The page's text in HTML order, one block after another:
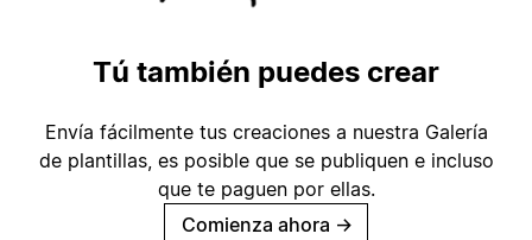
Tú también puedes crear
Envía fácilmente tus creaciones a nuestra Galería
de plantillas, es posible que se publiquen e incluso
que te paguen por ellas.
Comienza ahora →